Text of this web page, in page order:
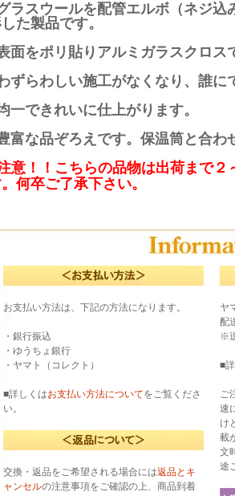
ラスウールを配管エルボ（ネジ込
た製品です。
面をポリ貼りアルミガラスクロス
ずらわしい施工がなくなり、誰に
一できれいに仕上がります。
富な品ぞろえです。保温筒と合わ
意！！こちらの品物は出荷まで２
何卒ご了承下さい。
お支払い方法は、下記の方法になります。
・銀行振込
・ゆうちょ銀行
・ヤマト（コレクト）
■詳しくはお支払い方法についてをご覧くださ
い。
交換・返品をご希望される場合には返品とキ
ャンセルの注意事項をご確認の上、商品到着
ヤ
配
※
■
ご
速
け
載
文
途